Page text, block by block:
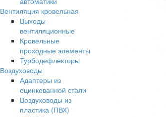
Вентиляция кровельная
Выходы
вентиляционные
Кровельные
проходные элементы
Турбодефлекторы
Воздуховоды
Адаптеры из
оцинкованной стали
Воздуховоды из
пластика (ПВХ)